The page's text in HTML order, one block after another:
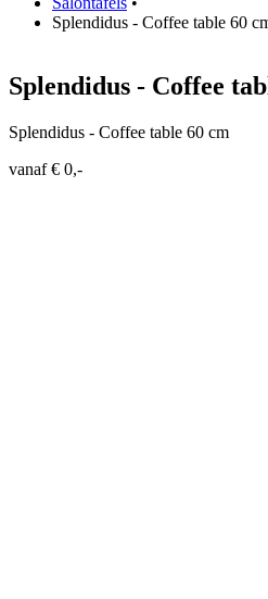
Splendidus - Coffee table 60
Splendidus - Coffee
Splendidus - Coffee table 60 cm
vanaf € 0,-